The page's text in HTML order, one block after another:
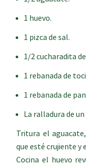
1 huevo.
1 pizca de sal.
1/2 cucharadita
1 rebanada de
1 rebanada de
La ralladura de
Tritura el
que esté crujiente y
Cocina el huevo